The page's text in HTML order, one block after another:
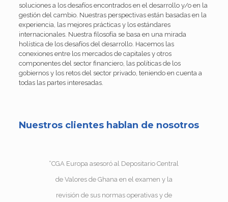
soluciones a los desafíos encontrados en el desarrollo y/o en la
gestión del cambio. Nuestras perspectivas están basadas en la
experiencia, las mejores prácticas y los estándares
internacionales. Nuestra filosofía se basa en una mirada
holística de los desafíos del desarrollo. Hacemos las
conexiones entre los mercados de capitales y otros
componentes del sector financiero, las políticas de los
gobiernos y los retos del sector privado, teniendo en cuenta a
todas las partes interesadas.
Nuestros clientes hablan de nosotros
“CGA Europa asesoró al Depositario Central
de Valores de Ghana en el examen y la
revisión de sus normas operativas y de